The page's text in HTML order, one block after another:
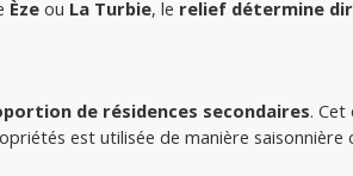
Èze ou La Turbie, le relief détermine
de résidences secondaires.
est utilisée de manière saisonnière